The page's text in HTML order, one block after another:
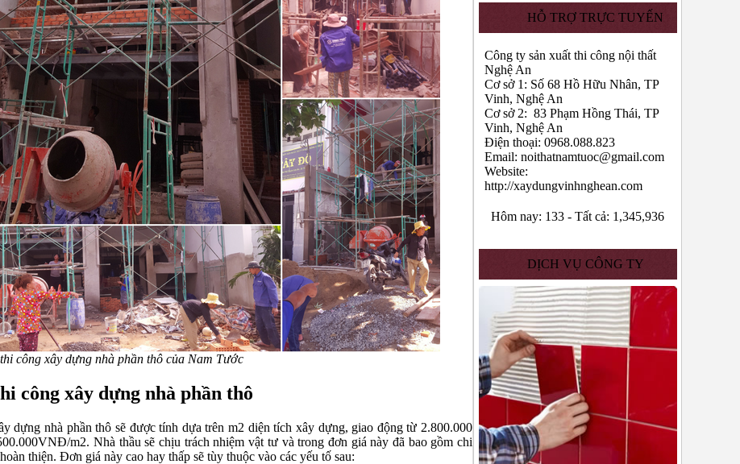
công xây dựng nhà phần thô của Nam Tước
công xây dựng nhà phần thô
dựng nhà phần thô sẽ được tính dựa trên m2 diện tích xây dựng, giao động từ 2.800.000
m2. Nhà thầu sẽ chịu trách nhiệm vật tư và trong đơn giá này đã bao gồm chi
thiện. Đơn giá này cao hay thấp sẽ tùy thuộc vào các yếu tố sau:
HỖ TRỢ TRỰC TUYẾN
Công ty sản xuất thi công nội thất
Nghệ An
Cơ sở 1: Số 68 Hồ Hữu Nhân, TP
Vinh, Nghệ An
Cơ sở 2: 83 Phạm Hồng Thái, TP
Vinh, Nghệ An
Điện thoại: 0968.088.823
Email: noithatnamtuoc@gmail.com
Website:
http://xaydungvinhnghean.com
Hôm nay: 133 - Tất cả: 1,345,936
DỊCH VỤ CÔNG TY